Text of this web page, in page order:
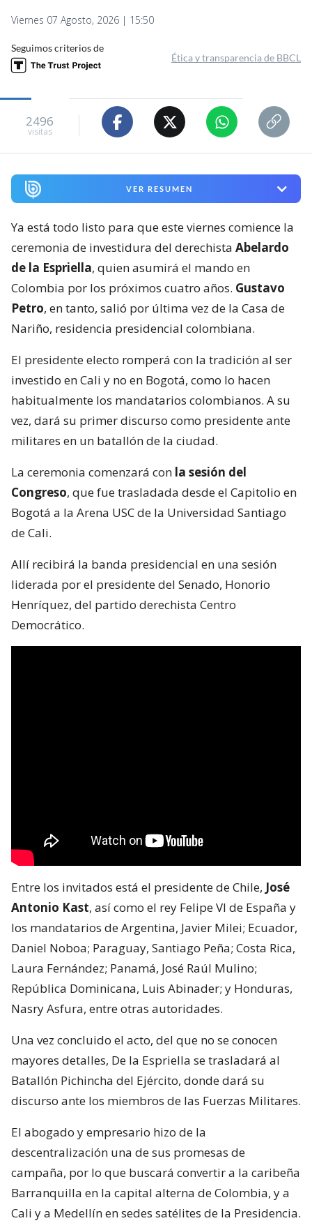
Viernes 07 Agosto, 2026 | 15:50
Seguimos criterios de
Ética y transparencia de BBCL
2496
visitas
VER RESUMEN
Ya está todo listo para que este viernes comience la
ceremonia de investidura del derechista Abelardo
de la Espriella, quien asumirá el mando en
Colombia por los próximos cuatro años. Gustavo
Petro, en tanto, salió por última vez de la Casa de
Nariño, residencia presidencial colombiana.
El presidente electo romperá con la tradición al ser
investido en Cali y no en Bogotá, como lo hacen
habitualmente los mandatarios colombianos. A su
vez, dará su primer discurso como presidente ante
militares en un batallón de la ciudad.
La ceremonia comenzará con la sesión del
Congreso, que fue trasladada desde el Capitolio en
Bogotá a la Arena USC de la Universidad Santiago
de Cali.
Allí recibirá la banda presidencial en una sesión
liderada por el presidente del Senado, Honorio
Henríquez, del partido derechista Centro
Democrático.
Entre los invitados está el presidente de Chile, José
Antonio Kast, así como el rey Felipe VI de España y
los mandatarios de Argentina, Javier Milei; Ecuador,
Daniel Noboa; Paraguay, Santiago Peña; Costa Rica,
Laura Fernández; Panamá, José Raúl Mulino;
República Dominicana, Luis Abinader; y Honduras,
Nasry Asfura, entre otras autoridades.
Una vez concluido el acto, del que no se conocen
mayores detalles, De la Espriella se trasladará al
Batallón Pichincha del Ejército, donde dará su
discurso ante los miembros de las Fuerzas Militares.
El abogado y empresario hizo de la
descentralización una de sus promesas de
campaña, por lo que buscará convertir a la caribeña
Barranquilla en la capital alterna de Colombia, y a
Cali y a Medellín en sedes satélites de la Presidencia.